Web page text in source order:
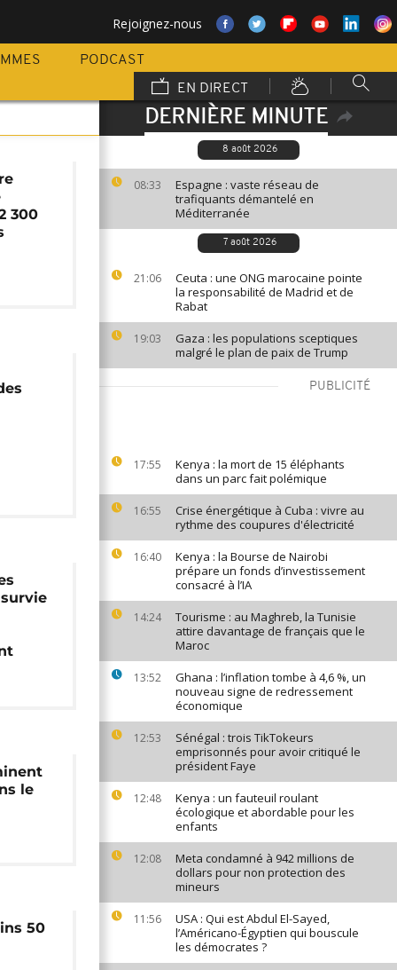
Rejoignez-nous
PODCAST
EN DIRECT
DERNIÈRE MINUTE
8 août 2026
08:33
Espagne : vaste réseau de
trafiquants démantelé en
Méditerranée
7 août 2026
21:06
Ceuta : une ONG marocaine pointe
la responsabilité de Madrid et de
Rabat
19:03
Gaza : les populations sceptiques
malgré le plan de paix de Trump
PUBLICITÉ
17:55
Kenya : la mort de 15 éléphants
dans un parc fait polémique
16:55
Crise énergétique à Cuba : vivre au
rythme des coupures d'électricité
16:40
Kenya : la Bourse de Nairobi
prépare un fonds d’investissement
consacré à l’IA
14:24
Tourisme : au Maghreb, la Tunisie
attire davantage de français que le
Maroc
13:52
Ghana : l’inflation tombe à 4,6 %, un
nouveau signe de redressement
économique
12:53
Sénégal : trois TikTokeurs
emprisonnés pour avoir critiqué le
président Faye
12:48
Kenya : un fauteuil roulant
écologique et abordable pour les
enfants
12:08
Meta condamné à 942 millions de
dollars pour non protection des
mineurs
11:56
USA : Qui est Abdul El-Sayed,
l’Américano-Égyptien qui bouscule
les démocrates ?
300
le
50